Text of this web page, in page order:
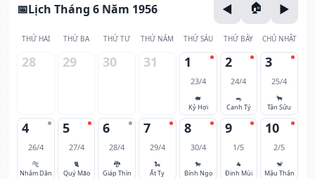
Lịch Tháng 6 Năm 1956
THỨ HAI THỨ BA THỨ TƯ THỨ NĂM THỨ SÁU THỨ BẢY CHỦ NHẬT
28 29 30 31 1
23/4
🐖
Kỷ Hợi
2
24/4
🐀
Canh Tý
3
25/4
🐂
Tân Sửu
4
26/4
🐅
Nhâm Dần
5
27/4
🐈
Quý Mão
6
28/4
🐉
Giáp Thìn
7
29/4
🐍
Ất Tỵ
8
30/4
🐎
Bính Ngọ
9
1/5
🐐
Đinh Mùi
10
2/5
🐒
Mậu Thân